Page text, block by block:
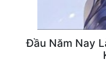
Đầu Năm Nay